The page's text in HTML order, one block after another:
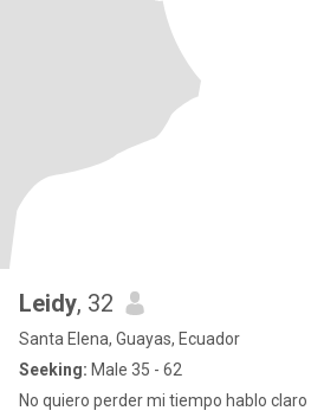
Leidy, 32
Santa Elena, Guayas, Ecuador
Seeking: Male 35 - 62
No quiero perder mi tiempo hablo claro